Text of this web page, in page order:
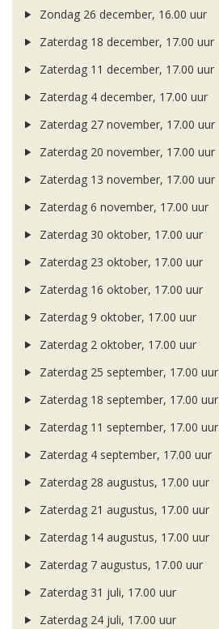
Zondag 26 december, 16.00 uur
Zaterdag 18 december, 17.00 uur
Zaterdag 11 december, 17.00 uur
Zaterdag 4 december, 17.00 uur
Zaterdag 27 november, 17.00 uur
Zaterdag 20 november, 17.00 uur
Zaterdag 13 november, 17.00 uur
Zaterdag 6 november, 17.00 uur
Zaterdag 30 oktober, 17.00 uur
Zaterdag 23 oktober, 17.00 uur
Zaterdag 16 oktober, 17.00 uur
Zaterdag 9 oktober, 17.00 uur
Zaterdag 2 oktober, 17.00 uur
Zaterdag 25 september, 17.00 uur
Zaterdag 18 september, 17.00 uur
Zaterdag 11 september, 17.00 uur
Zaterdag 4 september, 17.00 uur
Zaterdag 28 augustus, 17.00 uur
Zaterdag 21 augustus, 17.00 uur
Zaterdag 14 augustus, 17.00 uur
Zaterdag 7 augustus, 17.00 uur
Zaterdag 31 juli, 17.00 uur
Zaterdag 24 juli, 17.00 uur